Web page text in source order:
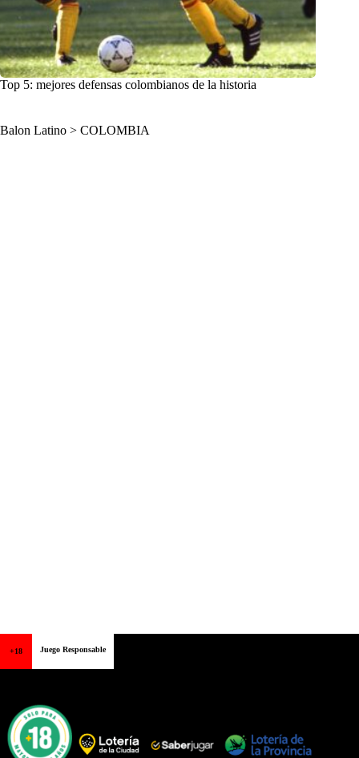
Top 5: mejores defensas colombianos de la historia
Balon Latino > COLOMBIA
+18 Juego Responsable